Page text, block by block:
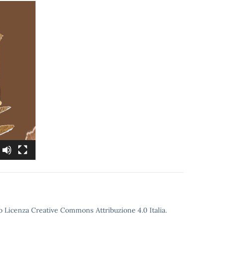
Creative Commons Attribuzione 4.0 Italia.